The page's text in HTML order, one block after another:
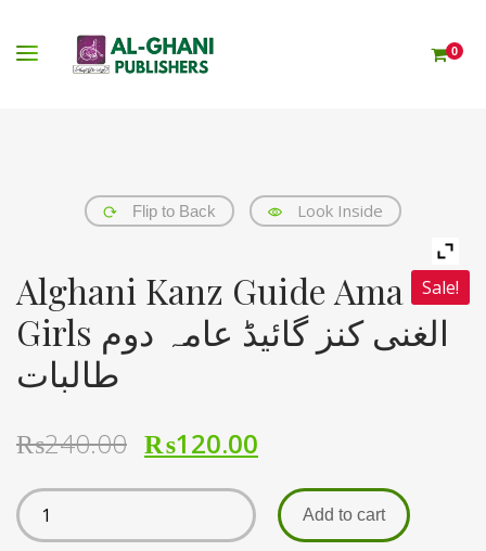
0
Flip to Back Look Inside
Sale!
Alghani Kanz Guide Ama 2
Girls الغنی کنز گائیڈ عامہ دوم
طالبات
₨240.00 ₨120.00
Add to cart